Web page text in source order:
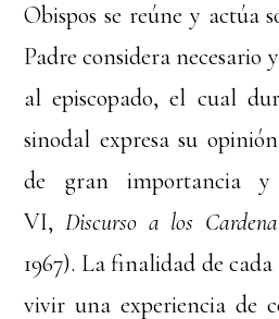
Obispos se reúne y actúa
Padre considera
al episcopado, el cual
sinodal expresa su
de gran importancia y
VI,Discurso a los
1967). La finalidad de
vivir una experiencia de